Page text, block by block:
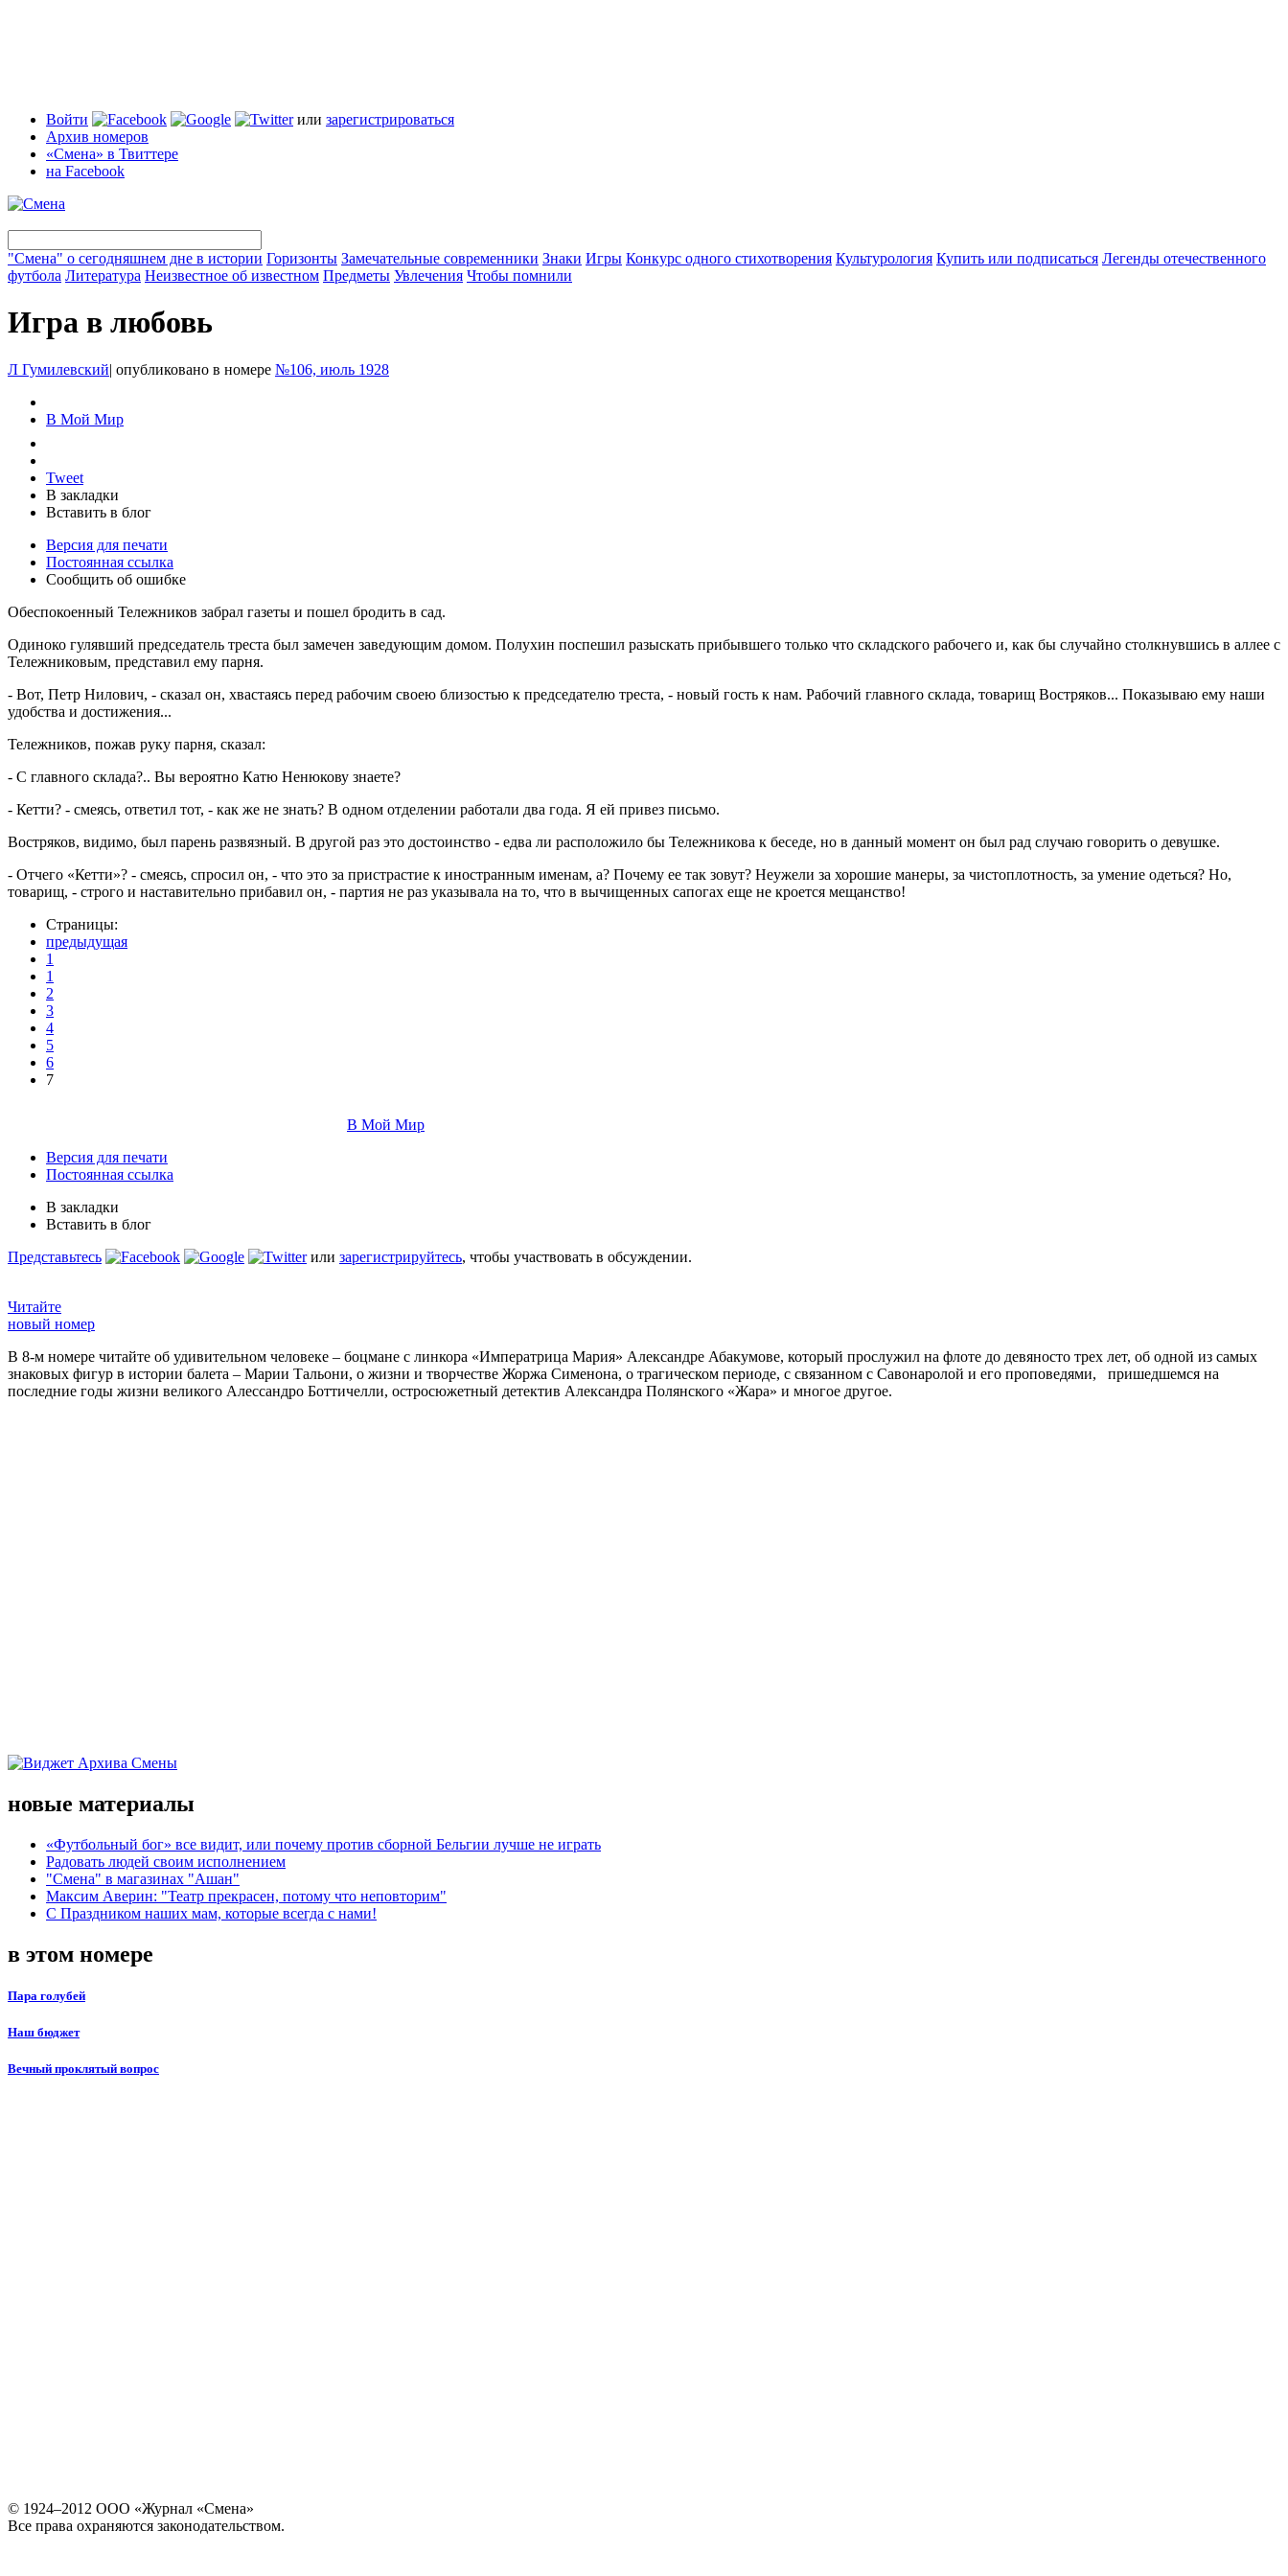
Войти или зарегистрироваться
Архив номеров
«Смена» в Твиттере
на Facebook
"Смена" о сегодняшнем дне в истории Горизонты Замечательные современники Знаки Игры Конкурс одного стихотворения Культурология Купить или подписаться Легенды отечественного
футбола Литература Неизвестное об известном Предметы Увлечения Чтобы помнили
Игра в любовь
Л Гумилевский| опубликовано в номере №106, июль 1928
В Мой Мир
Tweet
В закладки
Вставить в блог
Версия для печати
Постоянная ссылка
Сообщить об ошибке
Обеспокоенный Тележников забрал газеты и пошел бродить в сад.
Одиноко гулявший председатель треста был замечен заведующим домом. Полухин поспешил разыскать прибывшего только что складского рабочего и, как бы случайно столкнувшись в аллее с
Тележниковым, представил ему парня.
- Вот, Петр Нилович, - сказал он, хвастаясь перед рабочим своею близостью к председателю треста, - новый гость к нам. Рабочий главного склада, товарищ Востряков... Показываю ему наши
удобства и достижения...
Тележников, пожав руку парня, сказал:
- С главного склада?.. Вы вероятно Катю Ненюкову знаете?
- Кетти? - смеясь, ответил тот, - как же не знать? В одном отделении работали два года. Я ей привез письмо.
Востряков, видимо, был парень развязный. В другой раз это достоинство - едва ли расположило бы Тележникова к беседе, но в данный момент он был рад случаю говорить о девушке.
- Отчего «Кетти»? - смеясь, спросил он, - что это за пристрастие к иностранным именам, а? Почему ее так зовут? Неужели за хорошие манеры, за чистоплотность, за умение одеться? Но,
товарищ, - строго и наставительно прибавил он, - партия не раз указывала на то, что в вычищенных сапогах еще не кроется мещанство!
Страницы:
предыдущая
1
1
2
3
4
5
6
7
В Мой Мир
Версия для печати
Постоянная ссылка
В закладки
Вставить в блог
Представьтесь
или зарегистрируйтесь, чтобы участвовать в обсуждении.
Читайте
новый номер
В 8-м номере читайте об удивительном человеке – боцмане с линкора «Императрица Мария» Александре Абакумове, который прослужил на флоте до девяносто трех лет, об одной из самых
знаковых фигур в истории балета – Марии Тальони, о жизни и творчестве Жоржа Сименона, о трагическом периоде, с связанном с Савонаролой и его проповедями, пришедшемся на
последние годы жизни великого Алессандро Боттичелли, остросюжетный детектив Александра Полянского «Жара» и многое другое.
новые материалы
«Футбольный бог» все видит, или почему против сборной Бельгии лучше не играть
Радовать людей своим исполнением
"Смена" в магазинах "Ашан"
Максим Аверин: "Театр прекрасен, потому что неповторим"
С Праздником наших мам, которые всегда с нами!
в этом номере
Пара голубей
Наш бюджет
Вечный проклятый вопрос
© 1924–2012 ООО «Журнал «Смена»
Все права охраняются законодательством.